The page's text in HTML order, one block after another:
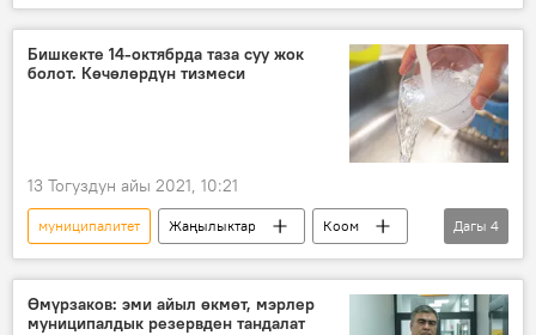
Кыргызстан
Бишкек
муздак суу
Бишкекте 14-октябрда таза суу жок
болот. Көчөлөрдүн тизмеси
13 Тогуздун айы 2021, 10:21
муниципалитет Жаңылыктар
Коом
Кыргызстан
Бишкек
Дагы 4
Өмүрзаков: эми айыл өкмөт, мэрлер
муниципалдык резервден тандалат